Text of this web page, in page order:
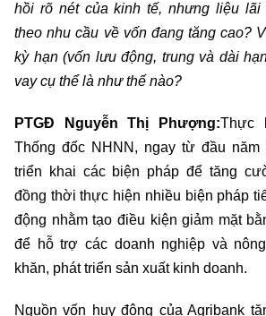
hồi rõ nét của kinh tế, nhưng liệu lãi
theo nhu cầu về vốn đang tăng cao?
kỳ hạn (vốn lưu động, trung và dài
vay cụ thể là như thế nào?
PTGĐ Nguyễn Thị Phượng:Thực
Thống đốc NHNN, ngay từ đầu năm
triển khai các biện pháp để tăng
đồng thời thực hiện nhiều biện pháp
động nhằm tạo điều kiện giảm mặt
để hỗ trợ các doanh nghiệp và
khăn, phát triển sản xuất kinh doanh.
Nguồn vốn huy động của Agribank